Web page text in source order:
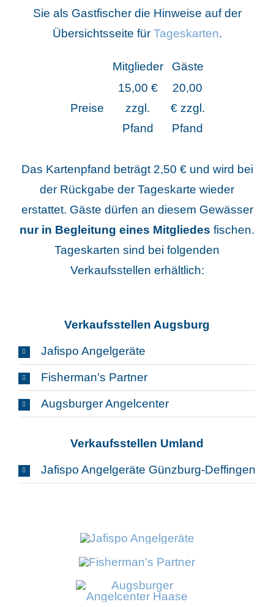
Sie als Gastfischer die Hinweise auf der
Übersichtsseite für Tageskarten.
Mitglieder Gäste
Preise
15,00 €
zzgl.
Pfand
20,00
€ zzgl.
Pfand
Das Kartenpfand beträgt 2,50 € und wird bei
der Rückgabe der Tageskarte wieder
erstattet. Gäste dürfen an diesem Gewässer
nur in Begleitung eines Mitgliedes fischen.
Tageskarten sind bei folgenden
Verkaufsstellen erhältlich:
Verkaufsstellen Augsburg
Jafispo Angelgeräte
Fisherman's Partner
Augsburger Angelcenter
Verkaufsstellen Umland
Jafispo Angelgeräte Günzburg-Deffingen